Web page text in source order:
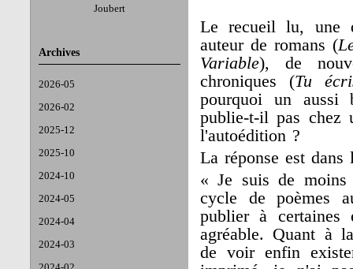
Joubert
Archives
2026-05
2026-02
2025-12
2025-10
2024-10
2024-05
2024-04
2024-03
Le recueil lu, une
auteur de romans (
Variable), de
chroniques (Tu
pourquoi un aussi
publie-t-il pas chez
l'autoédition ?
La réponse est
« Je suis de moins
cycle de poèmes
publier à certaines
agréable. Quant à
de voir enfin